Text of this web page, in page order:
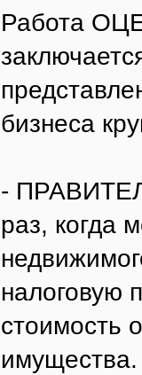
Работа
бизнеса
-
раз, когда
налоговую
стоимость
имущества.